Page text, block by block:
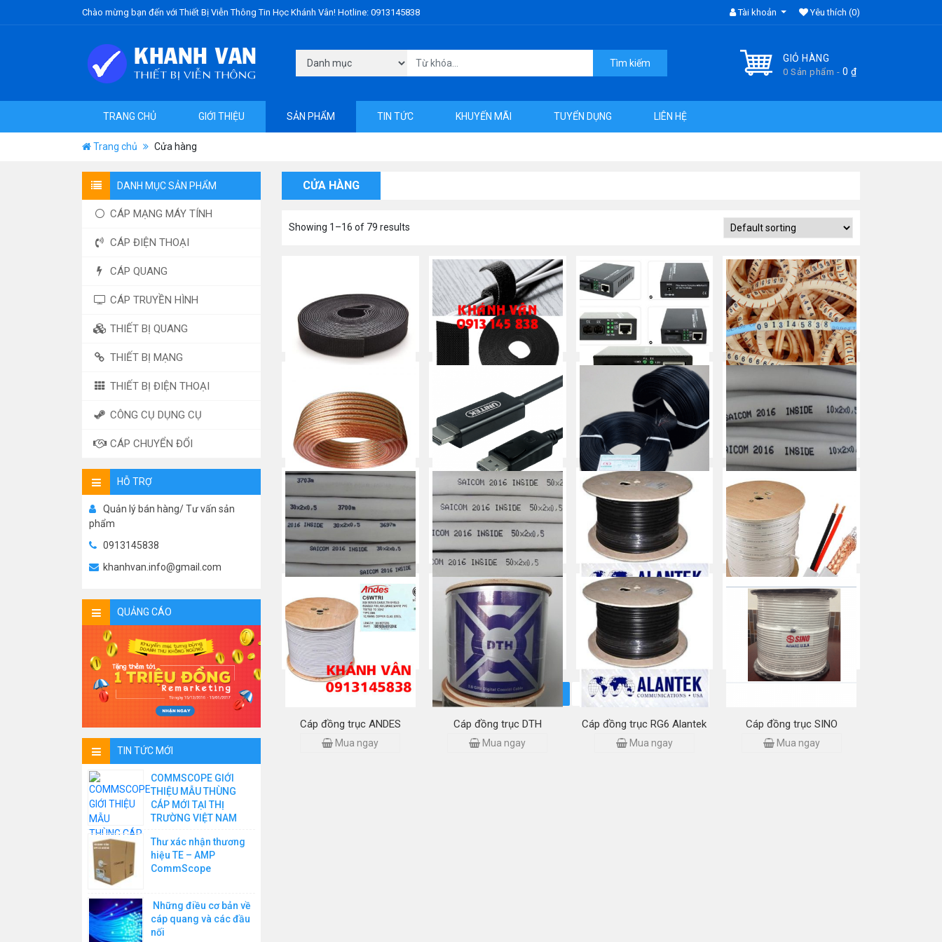
Chào mừng bạn đến với Thiết Bị Viễn Thông Tin Học Khánh Vân! Hotline: 0913145838 Tài khoản Yêu thích (0)
GIỎ HÀNG
0 Sản phẩm - 0 ₫
Tìm kiếm
TRANG CHỦ GIỚI THIỆU SẢN PHẨM TIN TỨC KHUYẾN MÃI TUYỂN DỤNG LIÊN HỆ
Trang chủ Cửa hàng
DANH MỤC SẢN PHẨM
CÁP MẠNG MÁY TÍNH
CÁP ĐIỆN THOẠI
CÁP QUANG
CÁP TRUYỀN HÌNH
THIẾT BỊ QUANG
THIẾT BỊ MẠNG
THIẾT BỊ ĐIỆN THOẠI
CÔNG CỤ DỤNG CỤ
CÁP CHUYỂN ĐỔI
HỖ TRỢ
Quản lý bán hàng/ Tư vấn sản
phẩm
0913145838
khanhvan.info@gmail.com
QUẢNG CÁO
TIN TỨC MỚI
COMMSCOPE GIỚI
THIỆU MẪU THÙNG
CÁP MỚI TẠI THỊ
TRƯỜNG VIỆT NAM
Thư xác nhận thương
hiệu TE – AMP
CommScope
Những điều cơ bản về
cáp quang và các đầu
nối
CỬA HÀNG
Showing 1–16 of 79 results
Băng Dán Gai Thu Gọn Dây
Điện Mạng/ khóa nhám
Mua ngay
Băng dán quấn dây cáp
Mua ngay
Bộ Chuyển Đổi Quang Điện/
Converter Quang 10/100M
Mua ngay
Bộ số/chữ/ Vòng đánh số
dây mạng cao su CAT5E
CAT6
Mua ngay
Cáp âm thanh 200 Tim
Mua ngay
CÁP DISPLAYPORT -> HDMI
UNITEK (Y-5118CA)
Cáp điện thoại 2 đôi ngoài
trời
Mua ngay
Cáp điện thoại SAICOM 10
đôi
Mua ngay
Cáp điện thoại SAICOM 30
đôi
Mua ngay
Cáp điện thoại Saicom 50
đôi trong nhà
Mua ngay
Cáp đồng trục ALANTEK
Mua ngay
Cáp đồng trục ANDES
Mua ngay
Cáp đồng trục ANDES
Mua ngay
Cáp đồng trục DTH
Mua ngay
Cáp đồng trục RG6 Alantek
Mua ngay
Cáp đồng trục SINO
Mua ngay
1 2 … 5 »